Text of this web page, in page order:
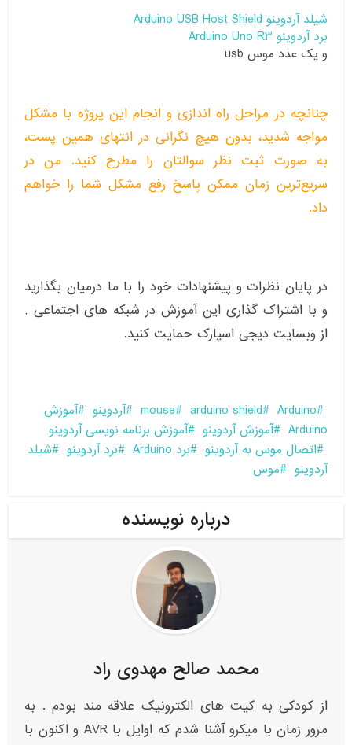
شیلد آردوینو Arduino USB Host Shield
برد آردوینو Arduino Uno R3
و یک عدد موس usb
چنانچه در مراحل راه اندازی و انجام این پروژه با مشکل
مواجه شدید، بدون هیچ نگرانی در انتهای همین پست،
به صورت ثبت نظر سوالتان را مطرح کنید. من در
سریع‌ترین زمان ممکن پاسخ رفع مشکل شما را خواهم
داد.
در پایان نظرات و پیشنهادات خود را با ما درمیان بگذارید
و با اشتراک گذاری این آموزش در شبکه های اجتماعی ,
از وبسایت دیجی اسپارک حمایت کنید.
Arduino
arduino shield
mouse آردوینو
آموزش
Arduino
آموزش آردوینو
آموزش برنامه نویسی آردوینو
اتصال موس به آردوینو
برد Arduino برد آردوینو
شیلد
آردوینو
موس
درباره نویسنده
محمد صالح مهدوی راد
از کودکی به کیت های الکترونیک علاقه مند بودم . به
مرور زمان با میکرو آشنا شدم که اوایل با AVR و اکنون با